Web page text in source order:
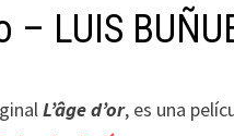
– LUIS
L’âge d’or, es una